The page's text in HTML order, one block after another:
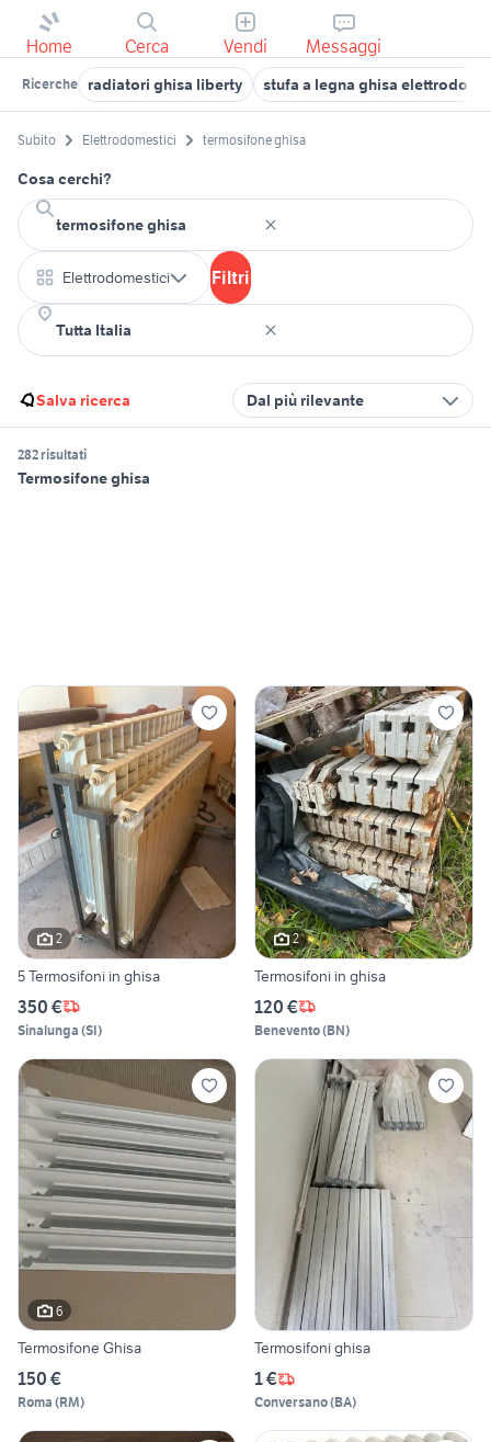
Home Cerca Vendi Messaggi
Ricerche radiatori ghisa liberty stufa a legna ghisa
Subito Elettrodomestici termosifone ghisa
Cosa cerchi?
Elettrodomestici Filtri
Salva ricerca Dal più rilevante
282 risultati
Termosifone ghisa
2
5 Termosifoni in ghisa
350 €
Sinalunga (SI)
2
Termosifoni in ghisa
120 €
Benevento(BN)
6
Termosifone Ghisa
150 €
Roma (RM)
Termosifoni ghisa
1 €
Conversano(BA)